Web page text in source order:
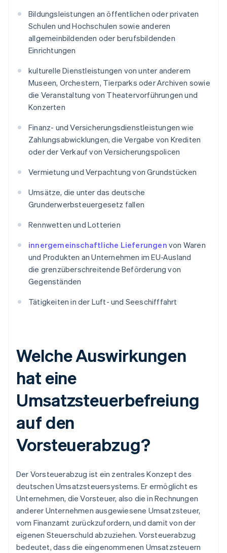
Bildungsleistungen an öffentlichen oder privaten
Schulen und Hochschulen sowie anderen
allgemeinbildenden oder berufsbildenden
Einrichtungen
kulturelle Dienstleistungen von unter anderem
Museen, Orchestern, Tierparks oder Archiven sowie
die Veranstaltung von Theatervorführungen und
Konzerten
Finanz- und Versicherungsdienstleistungen wie
Zahlungsabwicklungen, die Vergabe von Krediten
oder der Verkauf von Versicherungspolicen
Vermietung und Verpachtung von Grundstücken
Umsätze, die unter das deutsche
Grunderwerbsteuergesetz fallen
Rennwetten und Lotterien
innergemeinschaftliche Lieferungen von Waren
und Produkten an Unternehmen im EU-Ausland
die grenzüberschreitende Beförderung von
Gegenständen
Tätigkeiten in der Luft- und Seeschifffahrt
Welche Auswirkungen
hat eine
Umsatzsteuerbefreiung
auf den
Vorsteuerabzug?
Der Vorsteuerabzug ist ein zentrales Konzept des
deutschen Umsatzsteuersystems. Er ermöglicht es
Unternehmen, die Vorsteuer, also die in Rechnungen
anderer Unternehmen ausgewiesene Umsatzsteuer,
vom Finanzamt zurückzufordern, und damit von der
eigenen Steuerschuld abzuziehen. Vorsteuerabzug
bedeutet, dass die eingenommenen Umsatzsteuern